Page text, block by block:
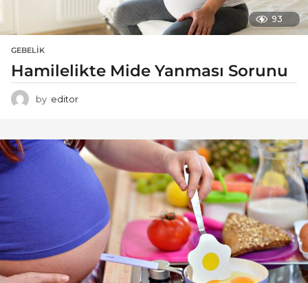
93
GEBELIK
Hamilelikte Mide Yanması Sorunu
by editor